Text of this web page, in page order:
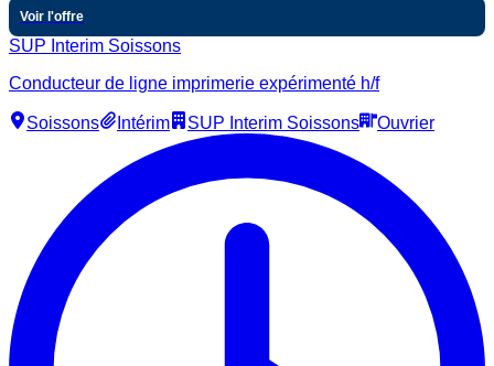
Voir l'offre
SUP Interim Soissons
Conducteur de ligne imprimerie expérimenté h/f
Soissons Intérim SUP Interim Soissons Ouvrier